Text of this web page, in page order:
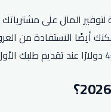
2026 طريقة رائعة لتوفير